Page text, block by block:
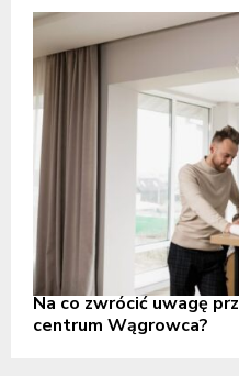
Na co zwrócić uwagę
centrum Wągrowca?